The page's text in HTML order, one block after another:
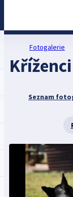
Fotogalerie
Kříženci
Seznam